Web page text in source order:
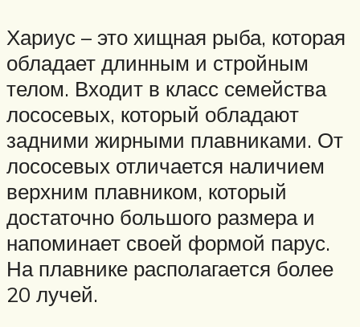
Хариус – это хищная рыба, которая
обладает длинным и стройным
телом. Входит в класс семейства
лососевых, который обладают
задними жирными плавниками. От
лососевых отличается наличием
верхним плавником, который
достаточно большого размера и
напоминает своей формой парус.
На плавнике располагается более
20 лучей.